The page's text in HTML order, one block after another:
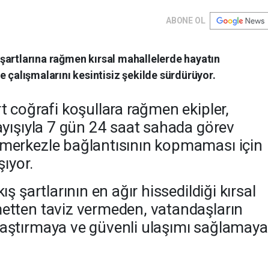
ABONE OL
rağmen kırsal mahallelerde hayatın
çalışmalarını kesintisiz şekilde sürdürüyor.
coğrafi koşullara rağmen ekipler,
7 gün 24 saat sahada görev
bağlantısının kopmaması için
şartlarının en ağır hissedildiği kırsal
taviz vermeden, vatandaşların
ve güvenli ulaşımı sağlamaya